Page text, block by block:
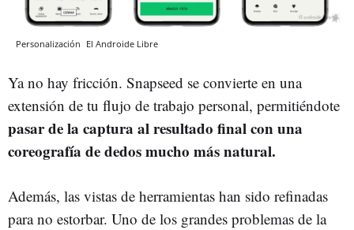
Personalización El Androide Libre
Ya no hay fricción. Snapseed se convierte en una
extensión de tu flujo de trabajo personal, permitiéndote
pasar de la captura al resultado final con una
coreografía de dedos mucho más natural.
Además, las vistas de herramientas han sido refinadas
para no estorbar. Uno de los grandes problemas de la